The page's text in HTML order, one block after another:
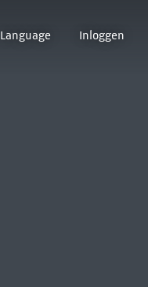
Language Inloggen